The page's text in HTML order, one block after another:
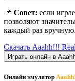
📌 Совет: если
позволяют
каждый раз вручную.
Скачать Aaahh!!!
Играть онлайн в
Онлайн эмулятор